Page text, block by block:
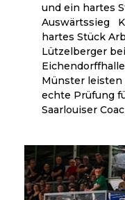
und ein hartes
Auswärtssieg
hartes Stück
Lützelberger
Münster leisten
echte Prüfung
Saarlouiser